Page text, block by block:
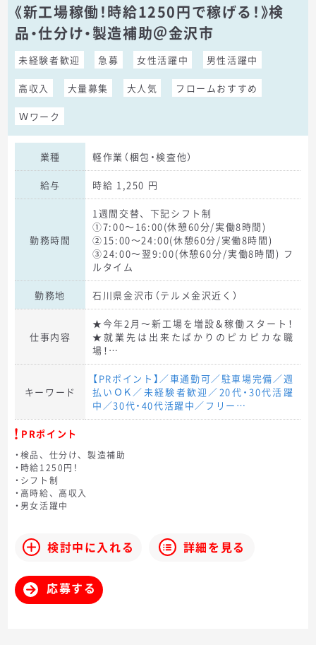
《新工場稼働！時給1250円で稼げる！》検
品・仕分け・製造補助＠金沢市
未経験者歓迎 急募 女性活躍中 男性活躍中
高収入 大量募集 大人気 フロームおすすめ
Ｗワーク
業種 軽作業（梱包・検査他）
給与 時給 1,250 円
勤務時間
1週間交替、下記シフト制
①7:00～16:00(休憩60分/実働8時間)
②15:00～24:00(休憩60分/実働8時間)
③24:00～翌9:00(休憩60分/実働8時間) フ
ルタイム
勤務地 石川県金沢市（テルメ金沢近く）
仕事内容
★今年2月～新工場を増設＆稼働スタート！
★就業先は出来たばかりのピカピカな職
場！…
キーワード
【PRポイント】／車通勤可／駐車場完備／週
払いＯＫ／未経験者歓迎／20代・30代活躍
中／30代・40代活躍中／フリー…
PRポイント
・検品、仕分け、製造補助
・時給1250円！
・シフト制
・高時給、高収入
・男女活躍中
検討中に入れる 詳細を見る
応募する